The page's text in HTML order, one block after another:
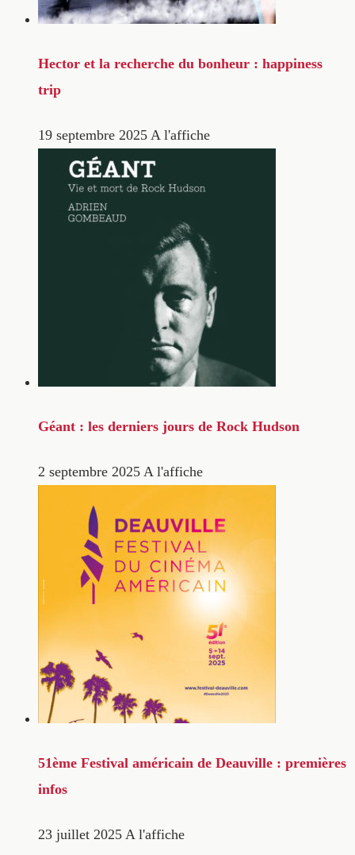
Hector et la recherche du bonheur : happiness
trip
19 septembre 2025 A l'affiche
Géant : les derniers jours de Rock Hudson
2 septembre 2025 A l'affiche
51ème Festival américain de Deauville : premières
infos
23 juillet 2025 A l'affiche